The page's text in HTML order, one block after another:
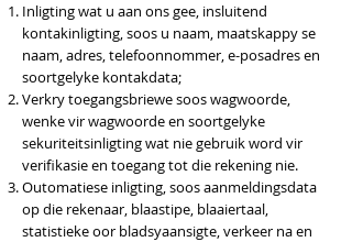
Inligting wat u aan ons gee, insluitend
kontakinligting, soos u naam, maatskappy se
naam, adres, telefoonnommer, e-posadres en
soortgelyke kontakdata;
Verkry toegangsbriewe soos wagwoorde,
wenke vir wagwoorde en soortgelyke
sekuriteitsinligting wat nie gebruik word vir
verifikasie en toegang tot die rekening nie.
Outomatiese inligting, soos aanmeldingsdata
op die rekenaar, blaastipe, blaaiertaal,
statistieke oor bladsyaansigte, verkeer na en